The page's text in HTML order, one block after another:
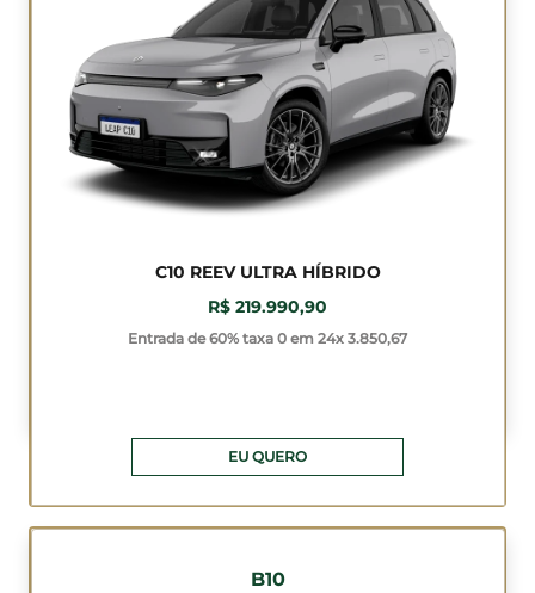
C10 REEV ULTRA HÍBRIDO
R$ 219.990,90
Entrada de 60% taxa 0 em 24x 3.850,67
EU QUERO
B10